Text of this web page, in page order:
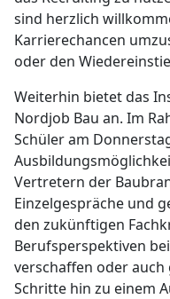
sind herzlich
Karrierechancen
oder den
Weiterhin bietet das
Nordjob Bau an. Im
Schüler am
Vertretern der
Einzelgespräche und
den zukünftigen
Berufsperspektiven
verschaffen oder
Schritte hin zu einem